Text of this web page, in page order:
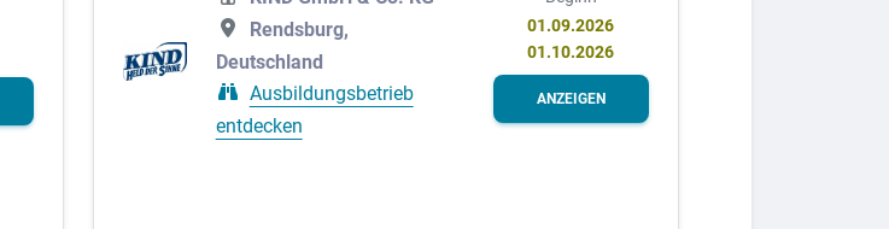
Rendsburg,
Deutschland
Ausbildungsbetrieb
entdecken
01.09.2026
01.10.2026
ANZEIGEN